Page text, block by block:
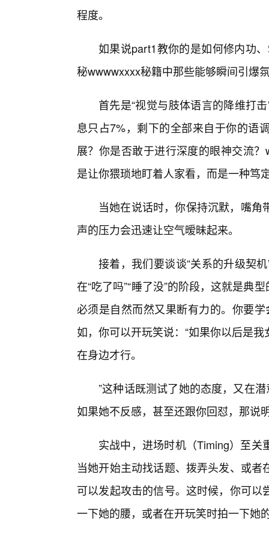
程度。
如果说part1教你的是如何修内功
秘wwwwxxxx秘籍中那些能够瞬间引爆
首先是“视觉与肢体语言的降维打
息只占7%，剩下的全部来自于你的语
展？你是否敢于进行深度的眼神交流
是让你猥琐地盯着人家看，而是一种笃
当她在说话时，你保持沉默，嘴
声的压力会迅速让空气暧昧起来。
接着，我们要谈谈“关系的升级契
在“吃了吗”“睡了没”的阶段，这就是典
必须是自然而然又果断有力的。你要学
如，你可以开玩笑说：“如果你以后是
在身边才行。
”这种话既测试了她的态度，又在
如果她不反感，甚至还跟你回怼，那说
实战中，进场时机（Timing）至关
当她开始主动找话题、拨弄头发、或
可以发起攻击的信号。这时候，你可
一下她的腰，或者在开玩笑时拍一下她